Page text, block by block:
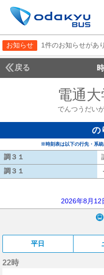
お知らせ 1件のお知らせがあ
戻る
電通
でんつうだい
の
※時刻表は以下の行先・系
調３１
調３１
2026年8月12
平日
22時